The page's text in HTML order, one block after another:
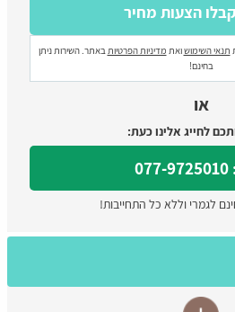
תנאי השימושואת מדיניות הפרטיות באתר. השירות ניתן
בחינם!
או
לחייג אלינו כעת:
לגמרי וללא כל התחייבות!